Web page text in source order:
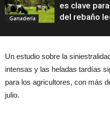
Ganadería
es clave
del rebaño
Un estudio sobre la
intensas y las heladas tardías
para los agricultores, con más
julio.